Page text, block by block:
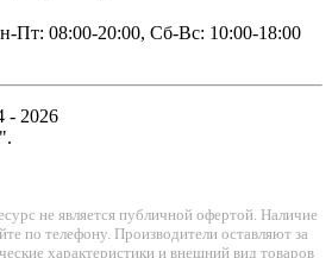
Пт: 08:00-20:00, Сб-Вс: 10:00-18:00
2026
не является публичной офертой. Наличие
по телефону. Производители оставляют за
характеристики и внешний вид товаров